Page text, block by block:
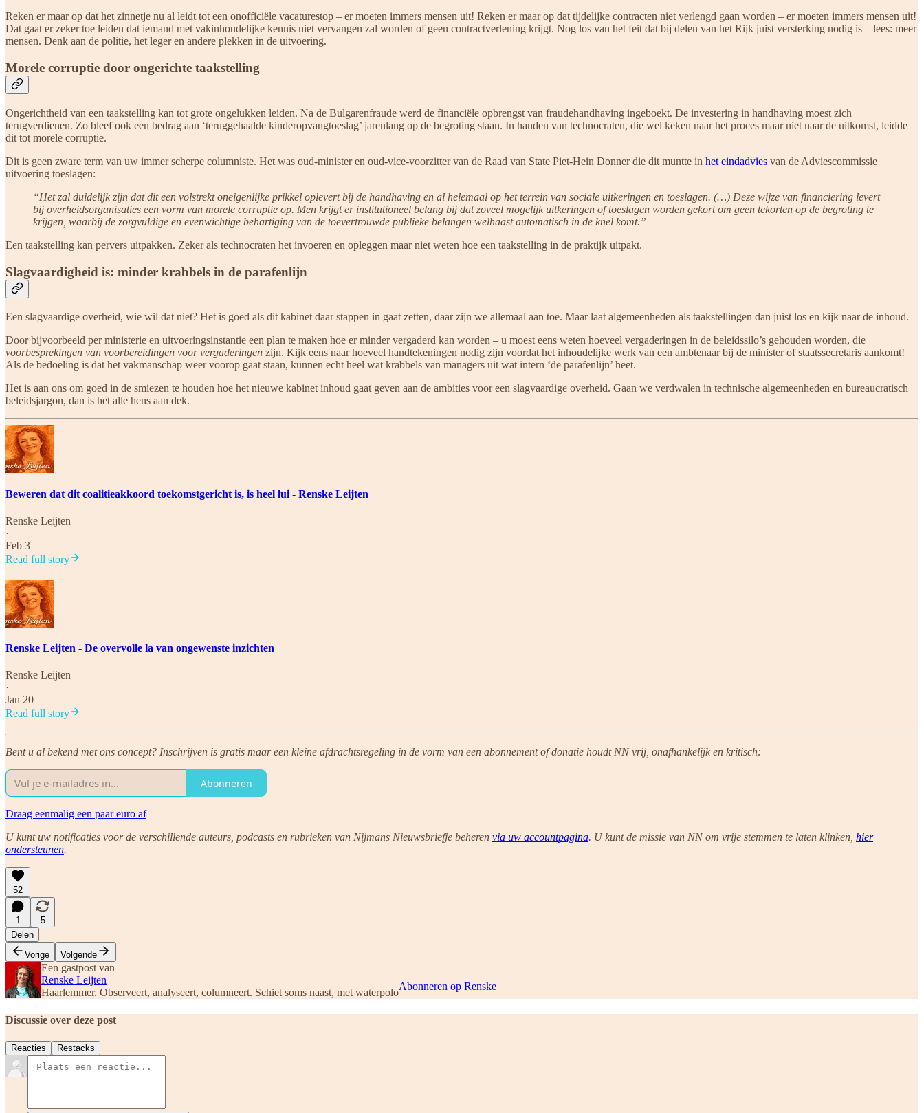
Reken er maar op dat het zinnetje nu al leidt tot een onofficiële vacaturestop – er moeten immers mensen uit! Reken er maar op dat tijdelijke contracten niet verlengd gaan worden – er moeten immers mensen uit!
Dat gaat er zeker toe leiden dat iemand met vakinhoudelijke kennis niet vervangen zal worden of geen contractverlening krijgt. Nog los van het feit dat bij delen van het Rijk juist versterking nodig is – lees: meer
mensen. Denk aan de politie, het leger en andere plekken in de uitvoering.
Morele corruptie door ongerichte taakstelling
Ongerichtheid van een taakstelling kan tot grote ongelukken leiden. Na de Bulgarenfraude werd de financiële opbrengst van fraudehandhaving ingeboekt. De investering in handhaving moest zich
terugverdienen. Zo bleef ook een bedrag aan ‘teruggehaalde kinderopvangtoeslag’ jarenlang op de begroting staan. In handen van technocraten, die wel keken naar het proces maar niet naar de uitkomst, leidde
dit tot morele corruptie.
Dit is geen zware term van uw immer scherpe columniste. Het was oud-minister en oud-vice-voorzitter van de Raad van State Piet-Hein Donner die dit muntte in het eindadvies van de Adviescommissie
uitvoering toeslagen:
“Het zal duidelijk zijn dat dit een volstrekt oneigenlijke prikkel oplevert bij de handhaving en al helemaal op het terrein van sociale uitkeringen en toeslagen. (…) Deze wijze van financiering levert
bij overheidsorganisaties een vorm van morele corruptie op. Men krijgt er institutioneel belang bij dat zoveel mogelijk uitkeringen of toeslagen worden gekort om geen tekorten op de begroting te
krijgen, waarbij de zorgvuldige en evenwichtige behartiging van de toevertrouwde publieke belangen welhaast automatisch in de knel komt.”
Een taakstelling kan pervers uitpakken. Zeker als technocraten het invoeren en opleggen maar niet weten hoe een taakstelling in de praktijk uitpakt.
Slagvaardigheid is: minder krabbels in de parafenlijn
Een slagvaardige overheid, wie wil dat niet? Het is goed als dit kabinet daar stappen in gaat zetten, daar zijn we allemaal aan toe. Maar laat algemeenheden als taakstellingen dan juist los en kijk naar de inhoud.
Door bijvoorbeeld per ministerie en uitvoeringsinstantie een plan te maken hoe er minder vergaderd kan worden – u moest eens weten hoeveel vergaderingen in de beleidssilo’s gehouden worden, die
voorbesprekingen van voorbereidingen voor vergaderingen zijn. Kijk eens naar hoeveel handtekeningen nodig zijn voordat het inhoudelijke werk van een ambtenaar bij de minister of staatssecretaris aankomt!
Als de bedoeling is dat het vakmanschap weer voorop gaat staan, kunnen echt heel wat krabbels van managers uit wat intern ‘de parafenlijn’ heet.
Het is aan ons om goed in de smiezen te houden hoe het nieuwe kabinet inhoud gaat geven aan de ambities voor een slagvaardige overheid. Gaan we verdwalen in technische algemeenheden en bureaucratisch
beleidsjargon, dan is het alle hens aan dek.
Beweren dat dit coalitieakkoord toekomstgericht is, is heel lui - Renske Leijten
Renske Leijten
·
Feb 3
Read full story
Renske Leijten - De overvolle la van ongewenste inzichten
Renske Leijten
·
Jan 20
Read full story
Bent u al bekend met ons concept? Inschrijven is gratis maar een kleine afdrachtsregeling in de vorm van een abonnement of donatie houdt NN vrij, onafhankelijk en kritisch:
Abonneren
Draag eenmalig een paar euro af
U kunt uw notificaties voor de verschillende auteurs, podcasts en rubrieken van Nijmans Nieuwsbriefje beheren via uw accountpagina. U kunt de missie van NN om vrije stemmen te laten klinken, hier
ondersteunen.
52
1
5
Delen
Vorige
Volgende
Een gastpost van
Renske Leijten
Haarlemmer. Observeert, analyseert, columneert. Schiet soms naast, met waterpolo
Abonneren op Renske
Discussie over deze post
Reacties Restacks